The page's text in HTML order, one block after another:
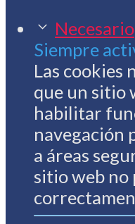
Necesario
Siempre
Las cookies
que un sitio
habilitar
navegación
a áreas
sitio web no